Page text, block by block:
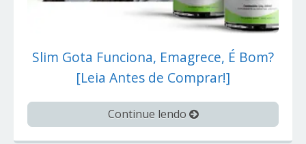
Slim Gota Funciona, Emagrece, É Bom?
[Leia Antes de Comprar!]
Continue lendo